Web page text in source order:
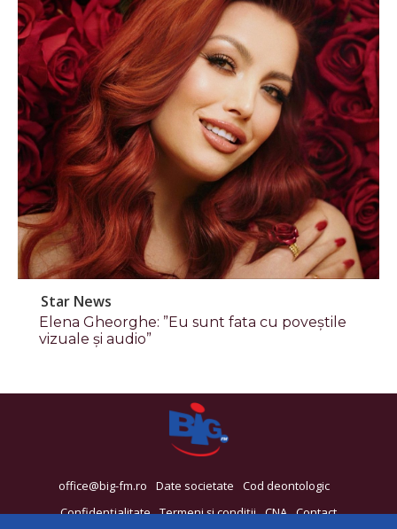
Star News
Elena Gheorghe: ”Eu sunt fata cu poveștile
vizuale și audio”
office@big-fm.ro Date societate
Cod deontologic
Confidențialitate Termeni și condiții CNA Contact